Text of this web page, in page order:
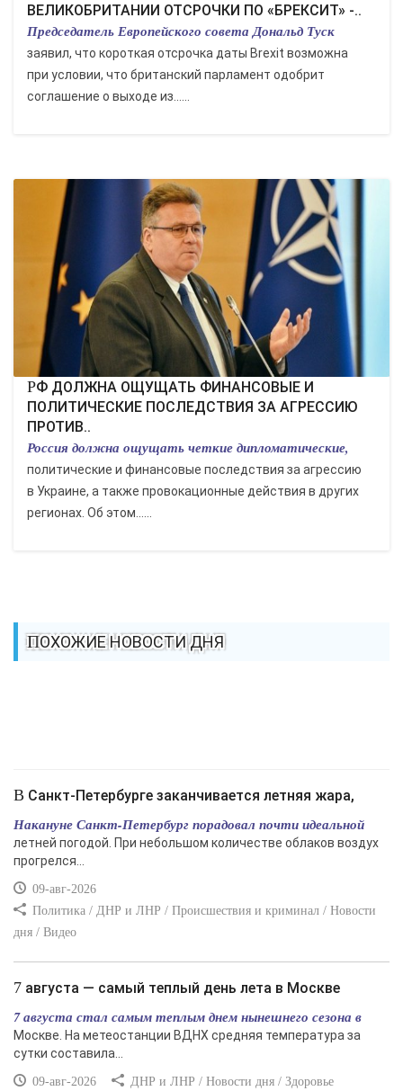
ВЕЛИКОБРИТАНИИ ОТСРОЧКИ ПО «БРЕКСИТ» -..
Председатель Европейского совета Дональд Туск
заявил, что короткая отсрочка даты Brexit возможна
при условии, что британский парламент одобрит
соглашение о выходе из......
РФ ДОЛЖНА ОЩУЩАТЬ ФИНАНСОВЫЕ И
ПОЛИТИЧЕСКИЕ ПОСЛЕДСТВИЯ ЗА АГРЕССИЮ
ПРОТИВ..
Россия должна ощущать четкие дипломатические,
политические и финансовые последствия за агрессию
в Украине, а также провокационные действия в других
регионах. Об этом......
ПОХОЖИЕ НОВОСТИ ДНЯ
В Санкт-Петербурге заканчивается летняя жара,
Накануне Санкт-Петербург порадовал почти идеальной
летней погодой. При небольшом количестве облаков воздух
прогрелся...
09-авг-2026
Политика / ДНР и ЛНР / Происшествия и криминал / Новости
дня / Видео
7 августа — самый теплый день лета в Москве
7 августа стал самым теплым днем нынешнего сезона в
Москве. На метеостанции ВДНХ средняя температура за
сутки составила...
09-авг-2026 ДНР и ЛНР / Новости дня / Здоровье